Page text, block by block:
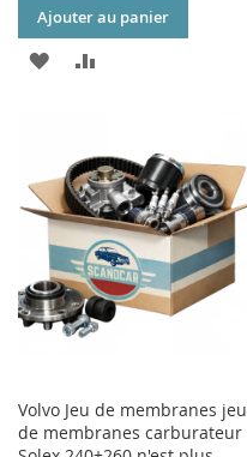
Ajouter au panier
AJOUTER
LISTE
D’ENVIE
Volvo Jeu de membranes jeu
de membranes carburateur